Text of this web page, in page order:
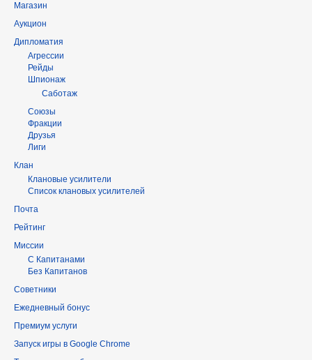
Магазин
Аукцион
Дипломатия
Агрессии
Рейды
Шпионаж
Саботаж
Союзы
Фракции
Друзья
Лиги
Клан
Клановые усилители
Список клановых усилителей
Почта
Рейтинг
Миссии
С Капитанами
Без Капитанов
Советники
Ежедневный бонус
Премиум услуги
Запуск игры в Google Chrome